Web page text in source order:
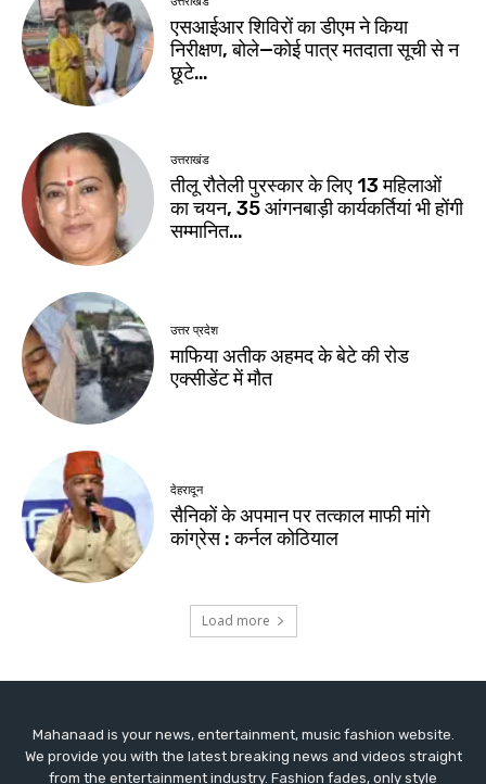
Mahanaad is your news, entertainment, music fashion website.
We provide you with the latest breaking news and videos straight
from the entertainment industry. Fashion fades, only style